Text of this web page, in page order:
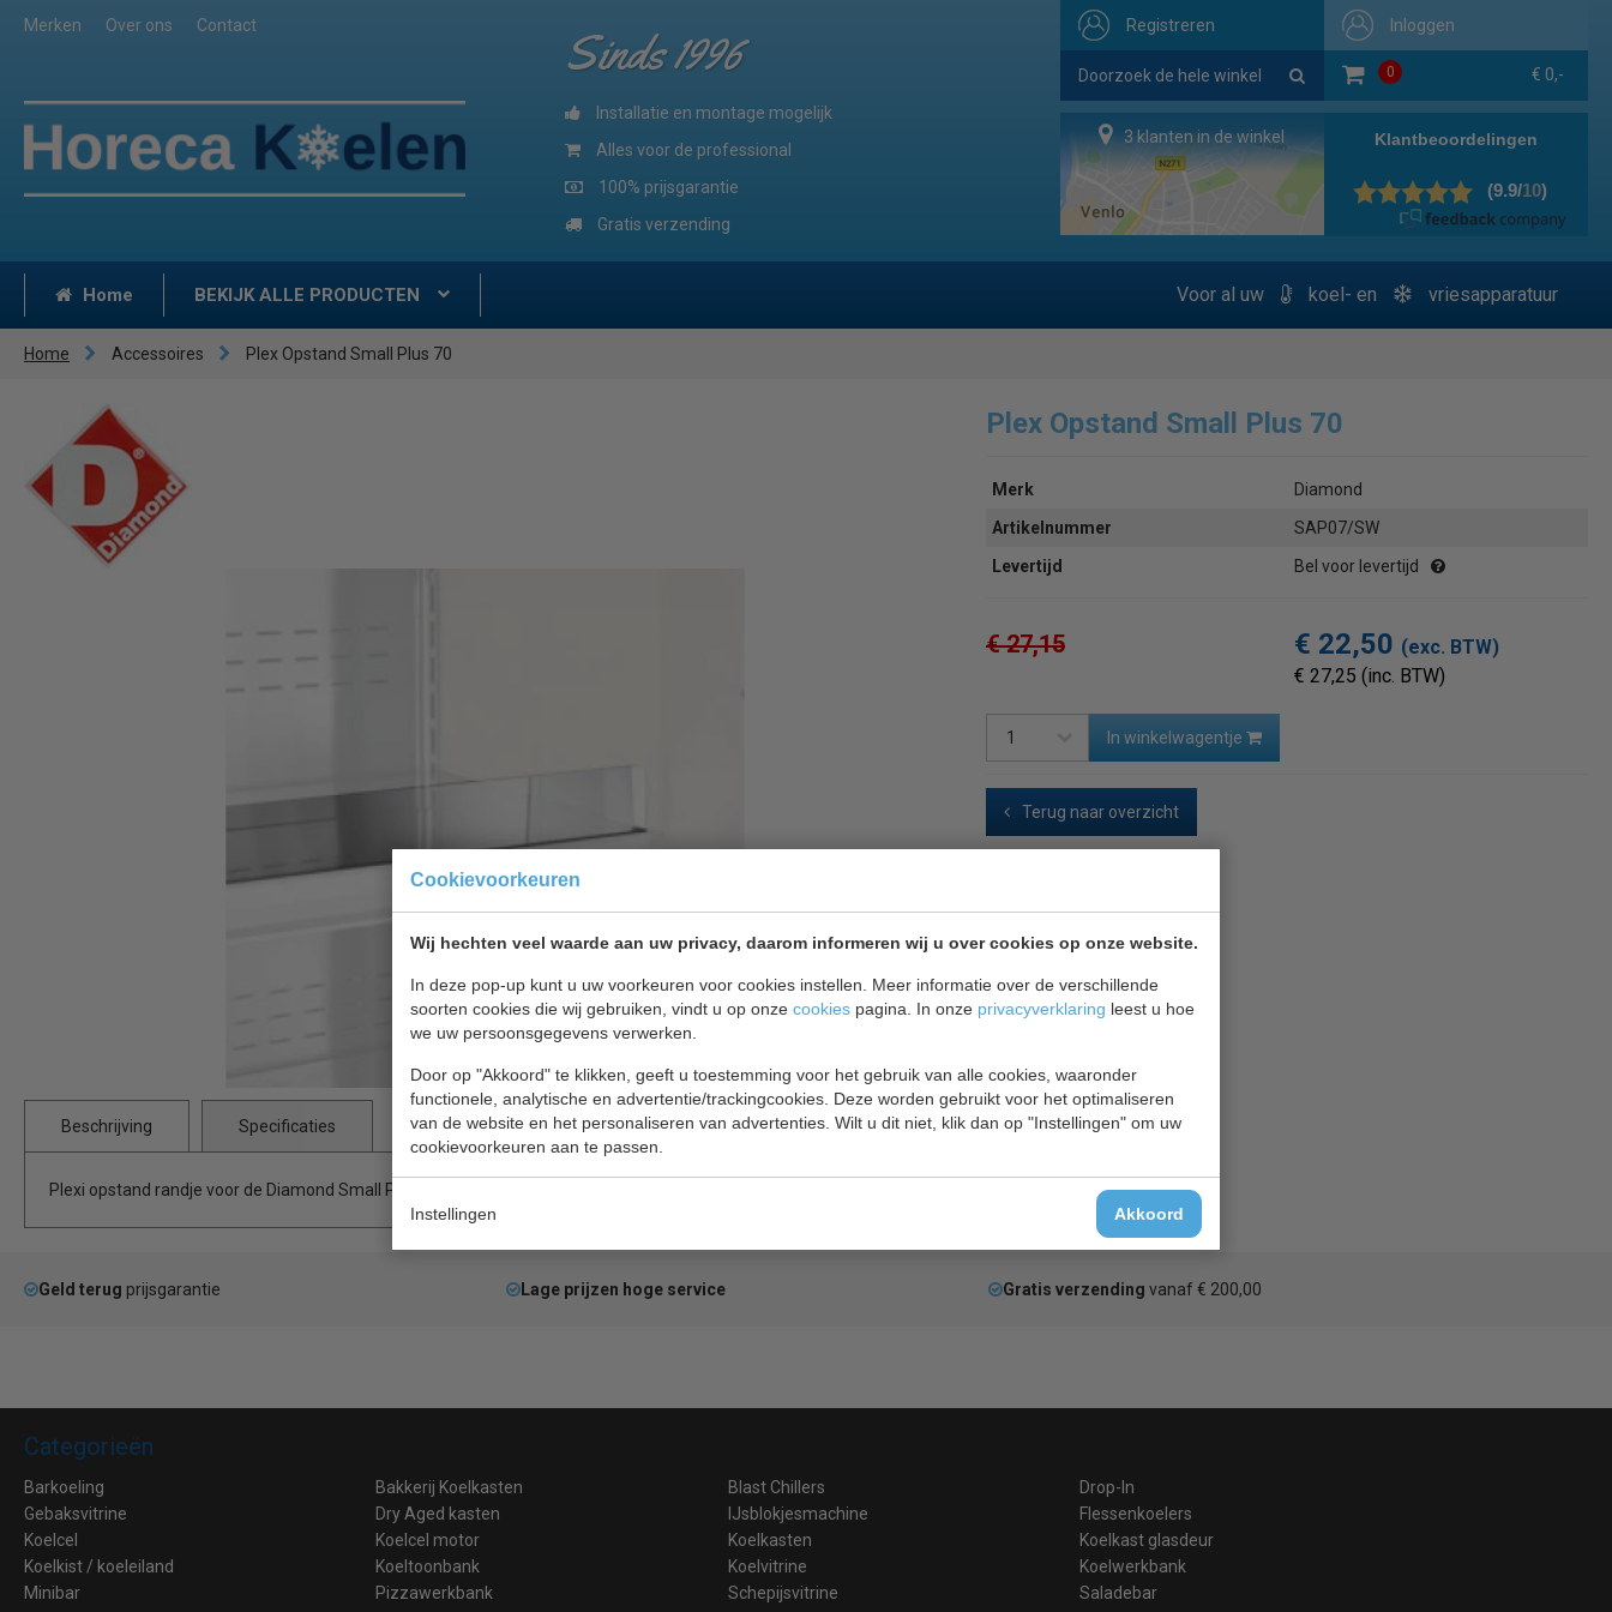
Cookievoorkeuren
Wij hechten veel waarde aan uw privacy, daarom informeren wij u over cookies op onze website.
In deze pop-up kunt u uw voorkeuren voor cookies instellen. Meer informatie over de verschillende
soorten cookies die wij gebruiken, vindt u op onze cookies pagina. In onze privacyverklaring leest u hoe
we uw persoonsgegevens verwerken.
Door op "Akkoord" te klikken, geeft u toestemming voor het gebruik van alle cookies, waaronder
functionele, analytische en advertentie/trackingcookies. Deze worden gebruikt voor het optimaliseren
van de website en het personaliseren van advertenties. Wilt u dit niet, klik dan op "Instellingen" om uw
cookievoorkeuren aan te passen.
Instellingen Akkoord
Merken Over ons Contact Inloggen
0 € 0,-
Registreren
Sinds 1996
Installatie en montage mogelijk
Alles voor de professional
100% prijsgarantie
Gratis verzending
3 klanten in de winkel
Home BEKIJK ALLE PRODUCTEN Voor al uw koel- en vriesapparatuur
Home Accessoires Plex Opstand Small Plus 70
Plex Opstand Small Plus 70
Merk
Diamond
Artikelnummer
SAP07/SW
Levertijd
Bel voor levertijd
€ 27,15 € 22,50 (exc. BTW)
€ 27,25 (inc. BTW)
In winkelwagentje
Terug naar overzicht
Beschrijving Specificaties
Plexi opstand randje voor de Diamond Small Plus 700 mm
Geld terug prijsgarantie Lage prijzen hoge service Gratis verzending vanaf € 200,00
Categorieën
Barkoeling Bakkerij Koelkasten Blast Chillers
Drop-In
Gebaksvitrine
Dry Aged kasten IJsblokjesmachine
Flessenkoelers
Koelcel
Koelcel motor Koelkasten
Koelkast glasdeur
Koelkist / koeleiland
Koeltoonbank Koelvitrine
Koelwerkbank
Minibar
Pizzawerkbank Schepijsvitrine
Saladebar